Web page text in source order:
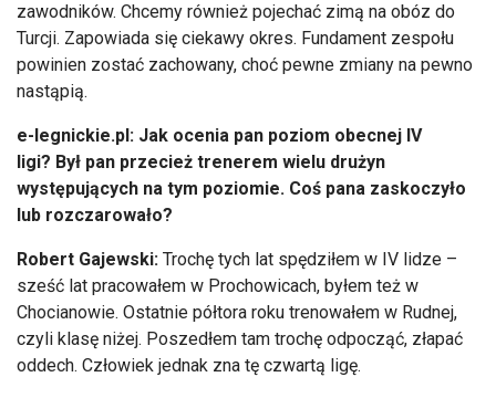
zawodników. Chcemy również pojechać zimą na obóz do
Turcji. Zapowiada się ciekawy okres. Fundament zespołu
powinien zostać zachowany, choć pewne zmiany na pewno
nastąpią.
e-legnickie.pl: Jak ocenia pan poziom obecnej IV
ligi? Był pan przecież trenerem wielu drużyn
występujących na tym poziomie. Coś pana zaskoczyło
lub rozczarowało?
Robert Gajewski: Trochę tych lat spędziłem w IV lidze –
sześć lat pracowałem w Prochowicach, byłem też w
Chocianowie. Ostatnie półtora roku trenowałem w Rudnej,
czyli klasę niżej. Poszedłem tam trochę odpocząć, złapać
oddech. Człowiek jednak zna tę czwartą ligę.